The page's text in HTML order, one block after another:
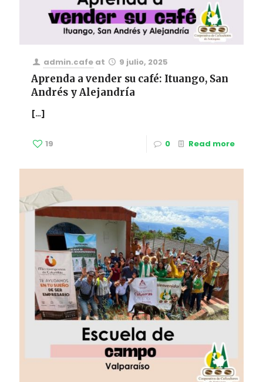
admin.cafe at 9 julio, 2025
Aprenda a vender su café: Ituango, San
Andrés y Alejandría
[…]
19 0 Read more